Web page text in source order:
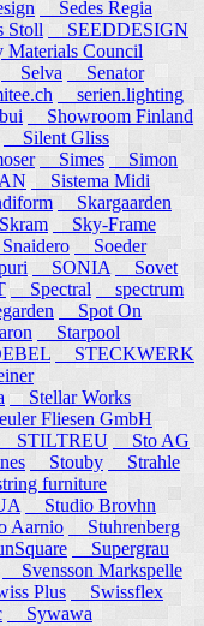
Sedes Regia
Stoll
SEEDDESIGN
Materials Council
Selva
Senator
serien.lighting
Showroom Finland
Silent Gliss
Simes Simon
Sistema Midi
Skargaarden
Sky-Frame
Soeder
SONIA
Sovet
Spectral
spectrum
Spot On
Starpool
STECKWERK
Stellar Works
Fliesen GmbH
STILTREU
Sto AG
Stouby
Strahle
furniture
Studio Brovhn
Aarnio
Stuhrenberg
Supergrau
Svensson Markspelle
Plus
Swissflex
Sywawa